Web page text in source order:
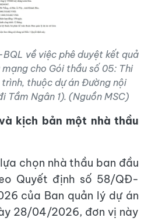
về việc phê duyệt kết quả
cho Gói thầu số 05: Thi
thuộc dự án Đường nội
Tầm Ngân 1). (Nguồn MSC)
kịch bản một nhà thầu
chọn nhà thầu ban đầu
Quyết định số 58/QĐ-
của Ban quản lý dự án
28/04/2026, đơn vị này